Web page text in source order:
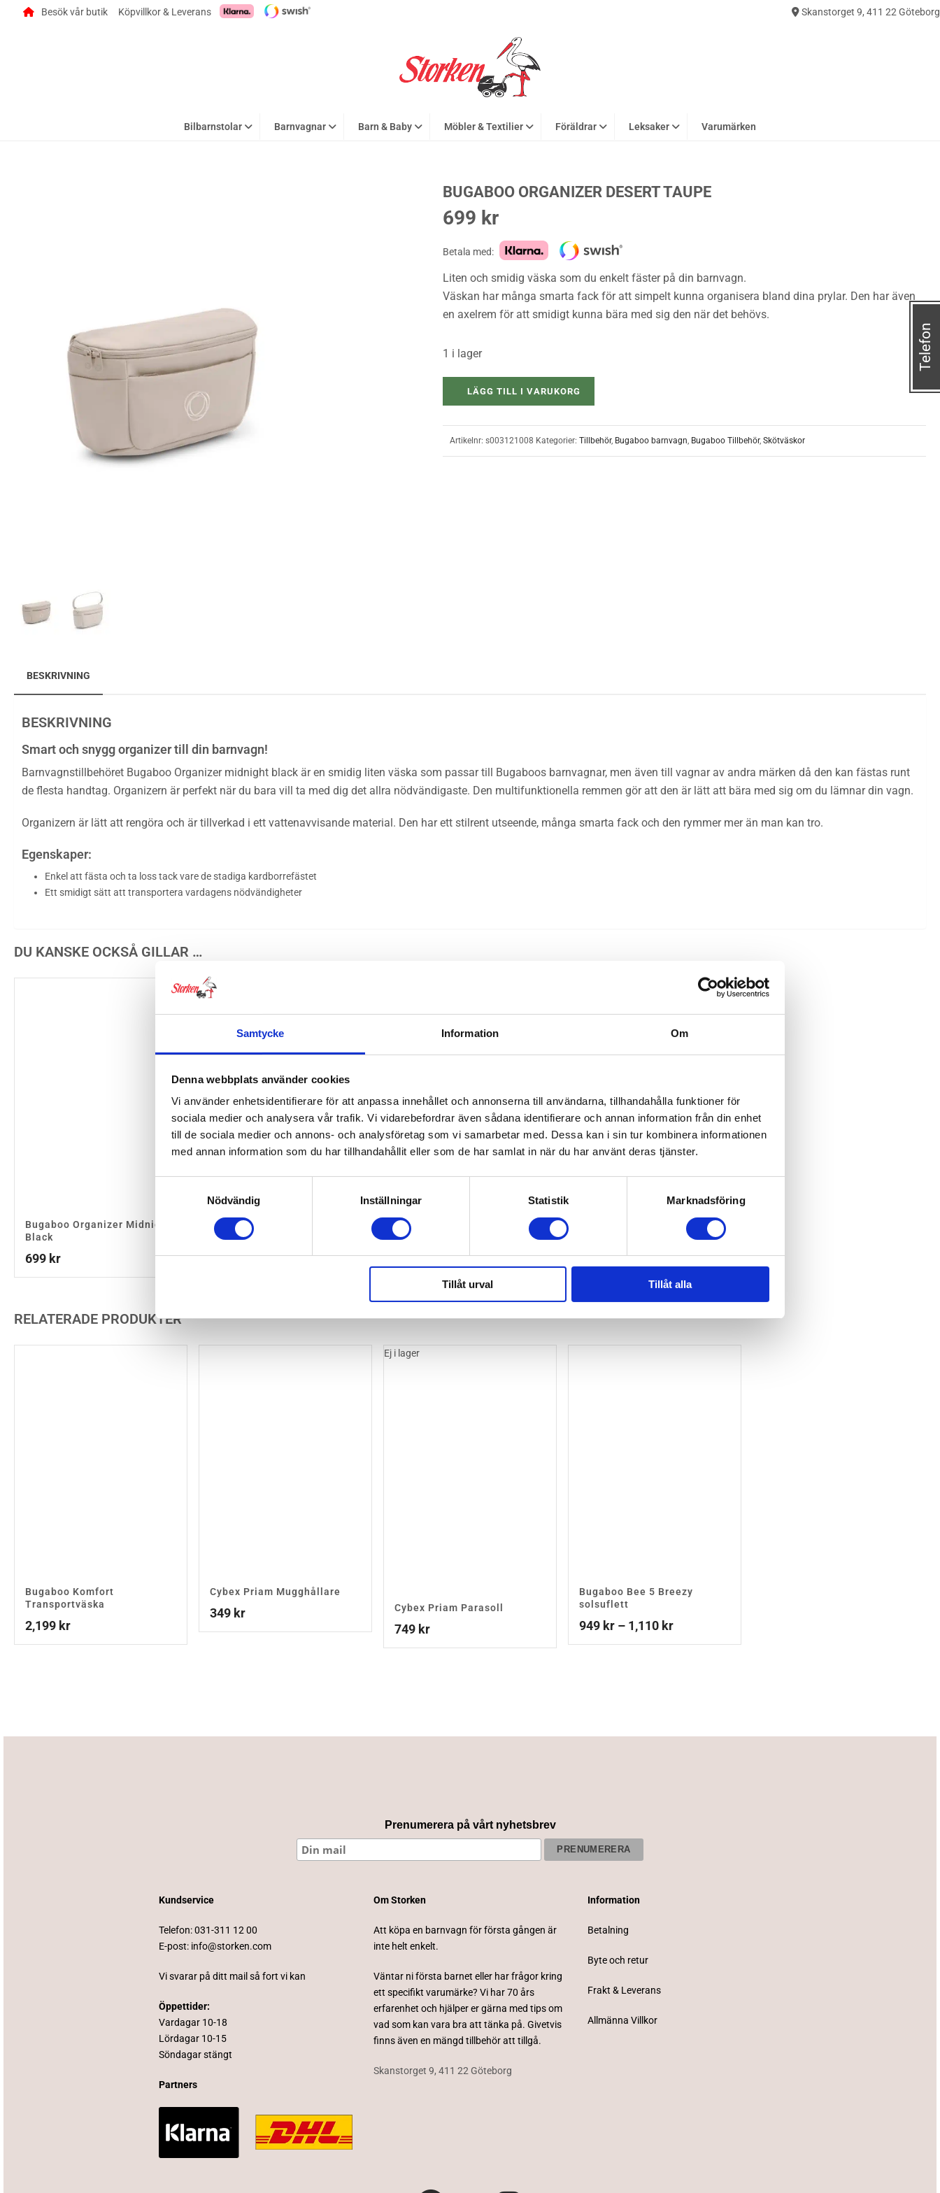
Samtycke Information Om
Denna webbplats använder cookies
Vi använder enhetsidentifierare för att anpassa innehållet och annonserna till användarna, tillhandahålla funktioner för
sociala medier och analysera vår trafik. Vi vidarebefordrar även sådana identifierare och annan information från din enhet
till de sociala medier och annons- och analysföretag som vi samarbetar med. Dessa kan i sin tur kombinera informationen
med annan information som du har tillhandahållit eller som de har samlat in när du har använt deras tjänster.
Nödvändig
Inställningar Statistik Marknadsföring
Tillåt urval Tillåt alla
Besök vår butik Köpvillkor & Leverans Skanstorget 9, 411 22 Göteborg
Bilbarnstolar Barnvagnar Barn & Baby Möbler & Textilier Föräldrar Leksaker Varumärken
BUGABOO ORGANIZER DESERT TAUPE
699 kr
Betala med:
Liten och smidig väska som du enkelt fäster på din barnvagn.
Väskan har många smarta fack för att simpelt kunna organisera bland dina prylar. Den har även
en axelrem för att smidigt kunna bära med sig den när det behövs.
1 i lager
LÄGG TILL I VARUKORG
Artikelnr: s003121008 Kategorier: Tillbehör, Bugaboo barnvagn, Bugaboo Tillbehör, Skötväskor
BESKRIVNING
BESKRIVNING
Smart och snygg organizer till din barnvagn!
Barnvagnstillbehöret Bugaboo Organizer midnight black är en smidig liten väska som passar till Bugaboos barnvagnar, men även till vagnar av andra märken då den kan fästas runt
de flesta handtag. Organizern är perfekt när du bara vill ta med dig det allra nödvändigaste. Den multifunktionella remmen gör att den är lätt att bära med sig om du lämnar din vagn.
Organizern är lätt att rengöra och är tillverkad i ett vattenavvisande material. Den har ett stilrent utseende, många smarta fack och den rymmer mer än man kan tro.
Egenskaper:
Enkel att fästa och ta loss tack vare de stadiga kardborrefästet
Ett smidigt sätt att transportera vardagens nödvändigheter
DU KANSKE OCKSÅ GILLAR …
Bugaboo Organizer Midnight
Black
699 kr
RELATERADE PRODUKTER
Bugaboo Komfort
Transportväska
2,199 kr
Cybex Priam Mugghållare
349 kr
Ej i lager
Cybex Priam Parasoll
749 kr
Bugaboo Bee 5 Breezy
solsuflett
949 kr – 1,110 krPrisintervall:
949 kr
Prenumerera på vårt nyhetsbrev
Kundservice
Telefon:031-311 12 00
E-post: info@storken.com
Vi svarar på ditt mail så fort vi kan
Öppettider:
Vardagar 10-18
Lördagar 10-15
Söndagar stängt
Partners
Om Storken
Att köpa en barnvagn för första gången är
inte helt enkelt.
Väntar ni första barnet eller har frågor kring
ett specifikt varumärke? Vi har 70 års
erfarenhet och hjälper er gärna med tips om
vad som kan vara bra att tänka på. Givetvis
finns även en mängd tillbehör att tillgå.
Skanstorget 9, 411 22 Göteborg
Information
Betalning
Byte och retur
Frakt & Leverans
Allmänna Villkor
Telefon